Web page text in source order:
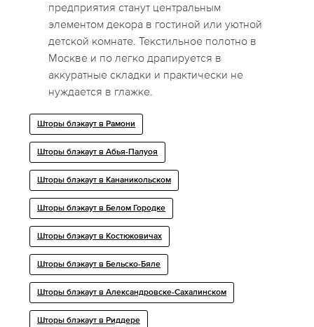
предприятия станут центральным
элементом декора в гостиной или уютной
детской комнате. Текстильное полотно в
Москве и по легко драпируется в
аккуратные складки и практически не
нуждается в глажке.
Шторы блэкаут в Рамони
Шторы блэкаут в Абья-Палуоя
Шторы блэкаут в Кананикольском
Шторы блэкаут в Белом Городке
Шторы блэкаут в Костюковичах
Шторы блэкаут в Бельско-Бяле
Шторы блэкаут в Александровске-Сахалинском
Шторы блэкаут в Риддере